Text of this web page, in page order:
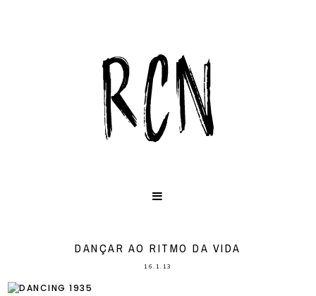
DANÇAR AO RITMO DA VIDA
16.1.13